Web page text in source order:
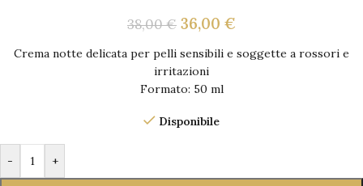
38,00€ 36,00 €
Crema notte delicata per pelli sensibili e soggette a rossori e
irritazioni
Formato: 50 ml
Disponibile
- +